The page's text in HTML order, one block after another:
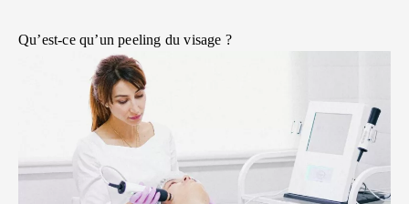
Qu’est-ce qu’un peeling du visage ?